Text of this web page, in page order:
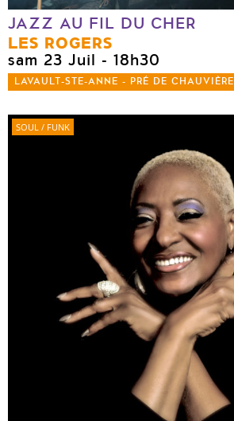
JAZZ AU FIL DU CHER
LES ROGERS
sam 23 Juil - 18h30
LAVAULT-STE-ANNE - PRÉ DE CHAUVIÈRE
SOUL / FUNK